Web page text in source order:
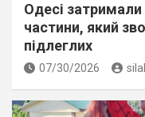
Одесі
частини, який
підлеглих
07/30/2026